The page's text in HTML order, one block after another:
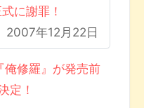
に謝罪！
2007年12月22日
俺修羅』が発売前
定！